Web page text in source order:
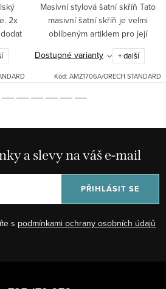
2x
Masivní stylová šatní skříň Tato
masivní šatní skříň je velmi
oblíbeným artiklem pro její
klasický design, úsporu místa a
snadné otevírání. Poskytuje
kvalitu, účelnost i...
Dostupné varianty + další
Kód: AMZ1706A/ORECH STANDARD
a slevy na váš e-mail
s podmínkami ochrany osobních údajů
PŘIHLÁSIT SE